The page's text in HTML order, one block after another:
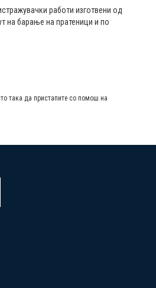
работи изготвени од
на барање на пратеници и по
така да пристапите со помош на